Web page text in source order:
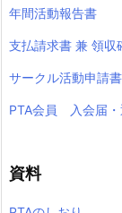
年間活動報告書
支払請求書 兼 領収
サークル活動申請書
PTA会員 入会届・
資料